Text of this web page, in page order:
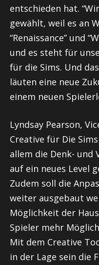
entschieden hat.
gewählt, weil es an
“Renaissance” und
und es steht für
für die Sims. Und
läuten eine neue
einem neuen
Lyndsay Pearson,
Creative für Die
allem die Denk- und
auf ein neues Level
Zudem soll die
weiter ausgebaut
Möglichkeit der
Spieler mehr
Mit dem Creative
in der Lage sein die